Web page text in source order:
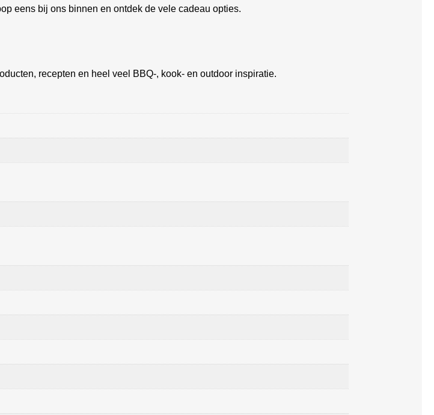
eens bij ons binnen en ontdek de vele cadeau opties.
recepten en heel veel BBQ-, kook- en outdoor inspiratie.